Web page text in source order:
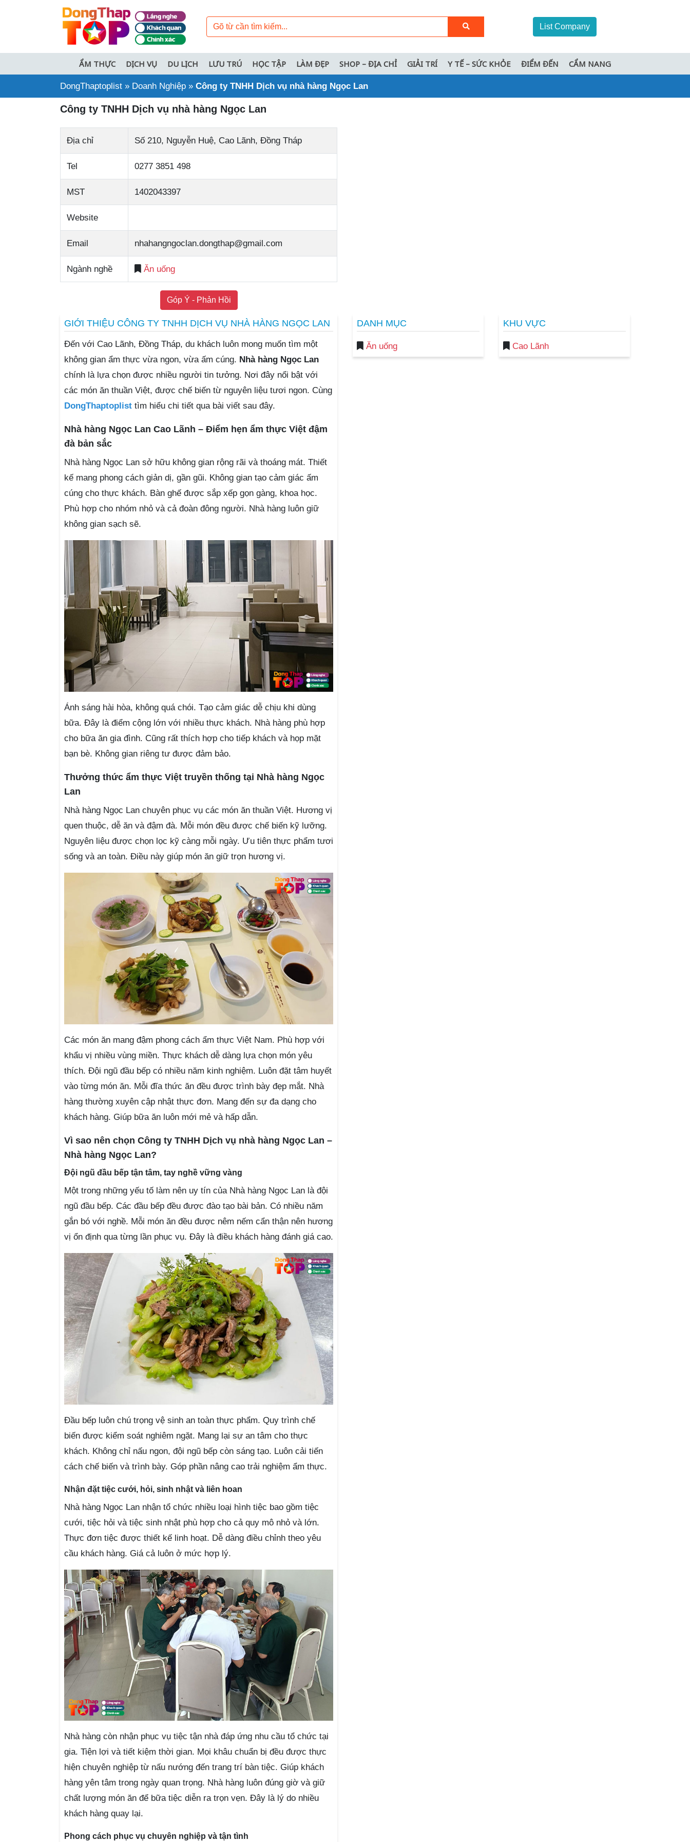
List Company
ẨM THỰC DỊCH VỤ DU LỊCH LƯU TRÚ HỌC TẬP LÀM ĐẸP SHOP – ĐỊA CHỈ GIẢI TRÍ Y TẾ – SỨC KHỎE ĐIỂM ĐẾN CẨM NANG
DongThaptoplist » Doanh Nghiệp » Công ty TNHH Dịch vụ nhà hàng Ngọc Lan
Công ty TNHH Dịch vụ nhà hàng Ngọc Lan
Địa chỉ Số 210, Nguyễn Huệ, Cao Lãnh, Đồng Tháp
Tel 0277 3851 498
MST 1402043397
Website
Email nhahangngoclan.dongthap@gmail.com
Ngành nghề Ăn uống
Góp Ý - Phản Hồi
GIỚI THIỆU CÔNG TY TNHH DỊCH VỤ NHÀ HÀNG NGỌC LAN
Đến với Cao Lãnh, Đồng Tháp, du khách luôn mong muốn tìm một
không gian ẩm thực vừa ngon, vừa ấm cúng. Nhà hàng Ngọc Lan
chính là lựa chọn được nhiều người tin tưởng. Nơi đây nổi bật với
các món ăn thuần Việt, được chế biến từ nguyên liệu tươi ngon. Cùng
DongThaptoplist tìm hiểu chi tiết qua bài viết sau đây.
Nhà hàng Ngọc Lan Cao Lãnh – Điểm hẹn ẩm thực Việt đậm
đà bản sắc
Nhà hàng Ngọc Lan sở hữu không gian rộng rãi và thoáng mát. Thiết
kế mang phong cách giản dị, gần gũi. Không gian tạo cảm giác ấm
cúng cho thực khách. Bàn ghế được sắp xếp gọn gàng, khoa học.
Phù hợp cho nhóm nhỏ và cả đoàn đông người. Nhà hàng luôn giữ
không gian sạch sẽ.
Ánh sáng hài hòa, không quá chói. Tạo cảm giác dễ chịu khi dùng
bữa. Đây là điểm cộng lớn với nhiều thực khách. Nhà hàng phù hợp
cho bữa ăn gia đình. Cũng rất thích hợp cho tiếp khách và họp mặt
bạn bè. Không gian riêng tư được đảm bảo.
Thưởng thức ẩm thực Việt truyền thống tại Nhà hàng Ngọc
Lan
Nhà hàng Ngọc Lan chuyên phục vụ các món ăn thuần Việt. Hương vị
quen thuộc, dễ ăn và đậm đà. Mỗi món đều được chế biến kỹ lưỡng.
Nguyên liệu được chọn lọc kỹ càng mỗi ngày. Ưu tiên thực phẩm tươi
sống và an toàn. Điều này giúp món ăn giữ trọn hương vị.
Các món ăn mang đậm phong cách ẩm thực Việt Nam. Phù hợp với
khẩu vị nhiều vùng miền. Thực khách dễ dàng lựa chọn món yêu
thích. Đội ngũ đầu bếp có nhiều năm kinh nghiệm. Luôn đặt tâm huyết
vào từng món ăn. Mỗi đĩa thức ăn đều được trình bày đẹp mắt. Nhà
hàng thường xuyên cập nhật thực đơn. Mang đến sự đa dạng cho
khách hàng. Giúp bữa ăn luôn mới mẻ và hấp dẫn.
Vì sao nên chọn Công ty TNHH Dịch vụ nhà hàng Ngọc Lan –
Nhà hàng Ngọc Lan?
Đội ngũ đầu bếp tận tâm, tay nghề vững vàng
Một trong những yếu tố làm nên uy tín của Nhà hàng Ngọc Lan là đội
ngũ đầu bếp. Các đầu bếp đều được đào tạo bài bản. Có nhiều năm
gắn bó với nghề. Mỗi món ăn đều được nêm nếm cẩn thận nên hương
vị ổn định qua từng lần phục vụ. Đây là điều khách hàng đánh giá cao.
Đầu bếp luôn chú trọng vệ sinh an toàn thực phẩm. Quy trình chế
biến được kiểm soát nghiêm ngặt. Mang lại sự an tâm cho thực
khách. Không chỉ nấu ngon, đội ngũ bếp còn sáng tạo. Luôn cải tiến
cách chế biến và trình bày. Góp phần nâng cao trải nghiệm ẩm thực.
Nhận đặt tiệc cưới, hỏi, sinh nhật và liên hoan
Nhà hàng Ngọc Lan nhận tổ chức nhiều loại hình tiệc bao gồm tiệc
cưới, tiệc hỏi và tiệc sinh nhật phù hợp cho cả quy mô nhỏ và lớn.
Thực đơn tiệc được thiết kế linh hoạt. Dễ dàng điều chỉnh theo yêu
cầu khách hàng. Giá cả luôn ở mức hợp lý.
Nhà hàng còn nhận phục vụ tiệc tận nhà đáp ứng nhu cầu tổ chức tại
gia. Tiện lợi và tiết kiệm thời gian. Mọi khâu chuẩn bị đều được thực
hiện chuyên nghiệp từ nấu nướng đến trang trí bàn tiệc. Giúp khách
hàng yên tâm trong ngày quan trọng. Nhà hàng luôn đúng giờ và giữ
chất lượng món ăn để bữa tiệc diễn ra trọn vẹn. Đây là lý do nhiều
khách hàng quay lại.
Phong cách phục vụ chuyên nghiệp và tận tình
DANH MỤC
Ăn uống
KHU VỰC
Cao Lãnh